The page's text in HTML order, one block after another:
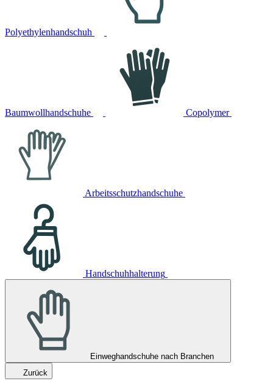
Polyethylenhandschuh
Baumwollhandschuhe Copolymer
Arbeitsschutzhandschuhe
Handschuhhalterung
Einweghandschuhe nach Branchen
Zurück